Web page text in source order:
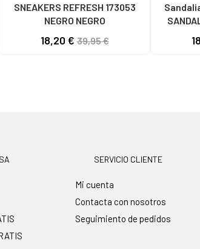
SNEAKERS REFRESH 173053
NEGRO NEGRO
18,20 €39,95 €
SERVICIO CLIENTE
Mi cuenta
Contacta con nosotros
Seguimiento de pedidos